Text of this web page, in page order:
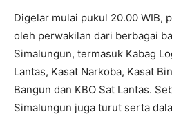
Digelar mulai pukul 20.00 WIB,
oleh perwakilan dari berbagai
Simalungun, termasuk Kabag
Lantas, Kasat Narkoba, Kasat
Bangun dan KBO Sat Lantas.
Simalungun juga turut serta